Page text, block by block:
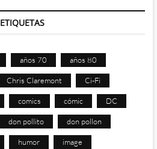
ETIQUETAS
años 70 años 80
Chris Claremont Ci-Fi
comics cómic DC
don pollito don pollon
humor image